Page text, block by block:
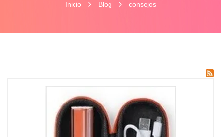
Inicio Blog consejos